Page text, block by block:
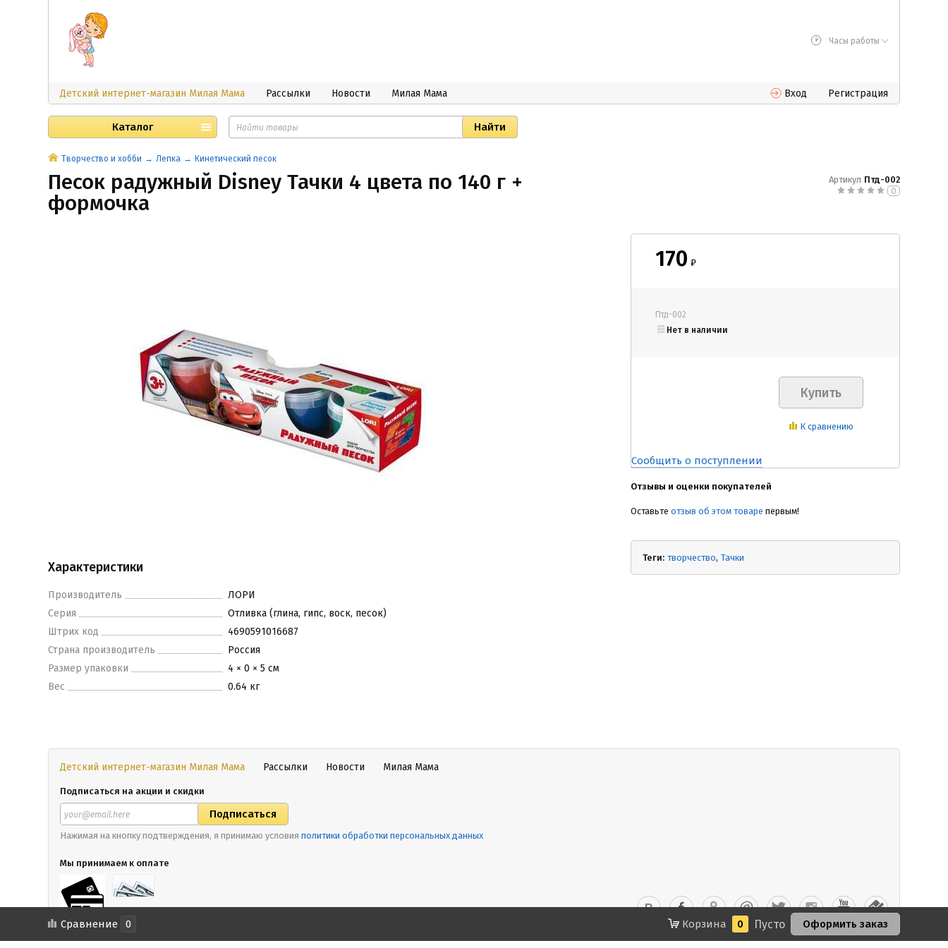
Часы работы
Детский интернет-магазин Милая Мама Рассылки Новости Милая Мама Вход Регистрация
Каталог
Творчество и хобби Лепка Кинетический песок
Песок радужный Disney Тачки 4 цвета по 140 г +
формочка
Артикул Птд-002
0
Характеристики
Производитель
ЛОРИ
Серия
Отливка (глина, гипс, воск, песок)
Штрих код
4690591016687
Страна производитель
Россия
Размер упаковки
4 × 0 × 5 см
Вес
0.64 кг
170 ₽
Птд-002
Нет в наличии
К сравнению
Сообщить о поступлении
Отзывы и оценки покупателей
Оставьте отзыв об этом товаре первым!
Теги: творчество Тачки
Детский интернет-магазин Милая Мама Рассылки Новости Милая Мама
Подписаться на акции и скидки
Нажимая на кнопку подтверждения, я принимаю условия политики обработки персональных данных
Мы принимаем к оплате
Сравнение 0 Корзина 0 Пусто Оформить заказ